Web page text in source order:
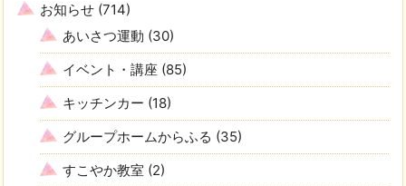
お知らせ (714)
あいさつ運動 (30)
イベント・講座 (85)
キッチンカー (18)
グループホームからふる (35)
すこやか教室 (2)